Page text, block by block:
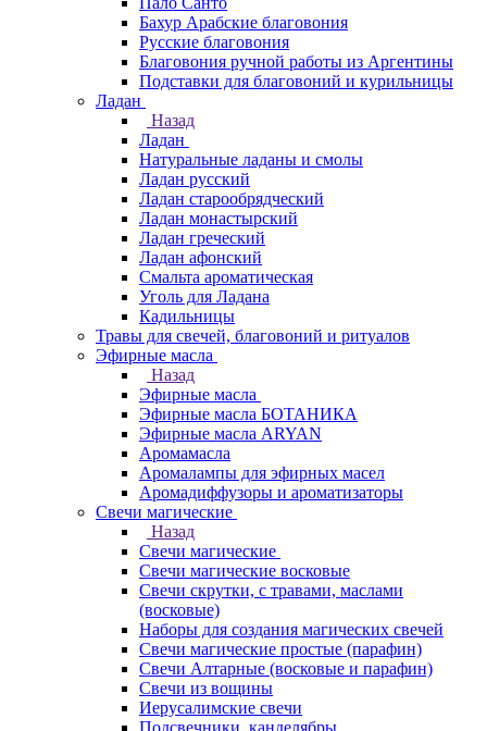
Бахур Арабские благовония
Русские благовония
Благовония ручной работы из Аргентины
Подставки для благовоний и курильницы
Ладан
Назад
Ладан
Натуральные ладаны и смолы
Ладан русский
Ладан старообрядческий
Ладан монастырский
Ладан греческий
Ладан афонский
Смальта ароматическая
Уголь для Ладана
Кадильницы
Травы для свечей, благовоний и ритуалов
Эфирные масла
Назад
Эфирные масла
Эфирные масла БОТАНИКА
Эфирные масла ARYAN
Аромамасла
Аромалампы для эфирных масел
Аромадиффузоры и ароматизаторы
Свечи магические
Назад
Свечи магические
Свечи магические восковые
Свечи скрутки, с травами, маслами
(восковые)
Наборы для создания магических свечей
Свечи магические простые (парафин)
Свечи Алтарные (восковые и парафин)
Свечи из вощины
Иерусалимские свечи
Подсвечники, канделябры